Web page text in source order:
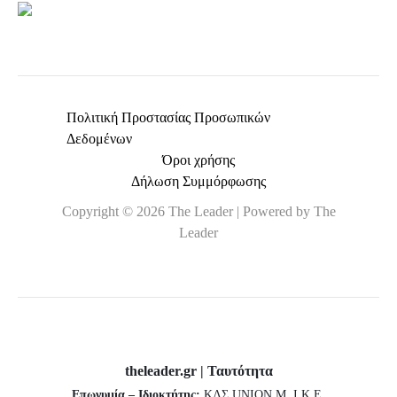
Πολιτική Προστασίας Προσωπικών
Δεδομένων
Όροι χρήσης
Δήλωση Συμμόρφωσης
Copyright © 2026 The Leader | Powered by The
Leader
theleader.gr | Ταυτότητα